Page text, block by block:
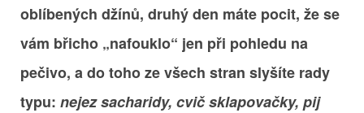
oblíbených džínů, druhý den máte pocit, že se
vám břicho „nafouklo“ jen při pohledu na
pečivo, a do toho ze všech stran slyšíte rady
typu: nejez sacharidy, cvič sklapovačky, pij